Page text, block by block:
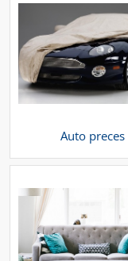
Auto preces